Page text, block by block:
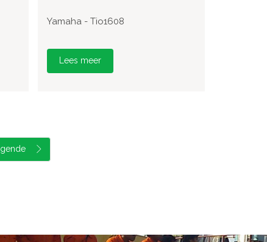
Yamaha - Tio1608
Lees meer